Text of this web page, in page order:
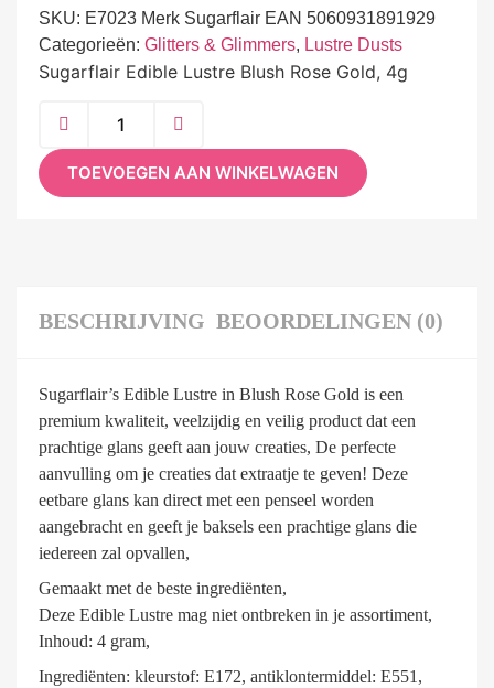
SKU: E7023 Merk Sugarflair EAN 5060931891929
Categorieën: Glitters & Glimmers, Lustre Dusts
Sugarflair Edible Lustre Blush Rose Gold, 4g
TOEVOEGEN AAN WINKELWAGEN
BESCHRIJVING BEOORDELINGEN (0)
Sugarflair’s Edible Lustre in Blush Rose Gold is een
premium kwaliteit, veelzijdig en veilig product dat een
prachtige glans geeft aan jouw creaties, De perfecte
aanvulling om je creaties dat extraatje te geven! Deze
eetbare glans kan direct met een penseel worden
aangebracht en geeft je baksels een prachtige glans die
iedereen zal opvallen,
Gemaakt met de beste ingrediënten,
Deze Edible Lustre mag niet ontbreken in je assortiment,
Inhoud: 4 gram,
Ingrediënten: kleurstof: E172, antiklontermiddel: E551,